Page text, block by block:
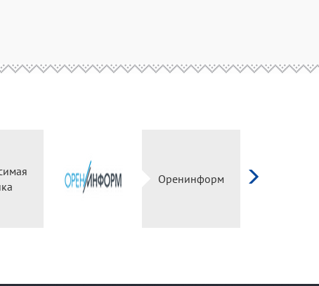
Независимая
оценка
Оренинформ